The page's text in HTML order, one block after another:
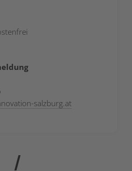
salzburg.at